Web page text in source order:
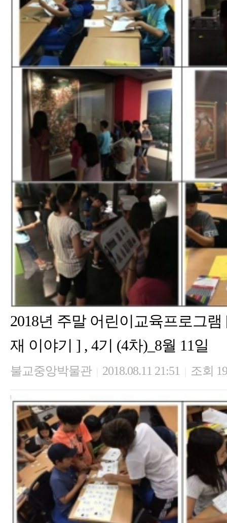
2018년 주말 어린이교육프로그
재 이야기 ] , 4기 (4차)_8월 11일
불교중앙박물관 2018.08.11 21:51 조회